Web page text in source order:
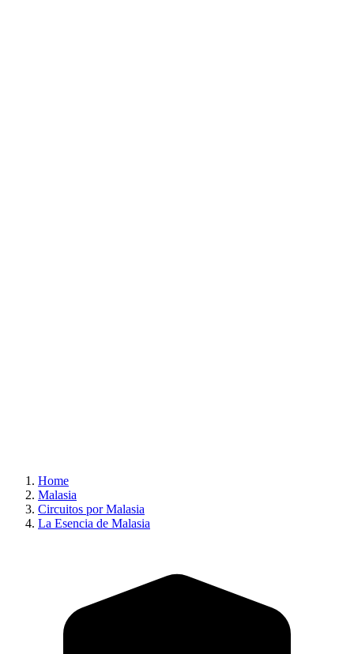
Home
Malasia
Circuitos por Malasia
La Esencia de Malasia